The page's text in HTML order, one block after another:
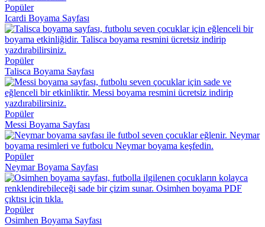
Popüler
Icardi Boyama Sayfası
Popüler
Talisca Boyama Sayfası
Popüler
Messi Boyama Sayfası
Popüler
Neymar Boyama Sayfası
Popüler
Osimhen Boyama Sayfası